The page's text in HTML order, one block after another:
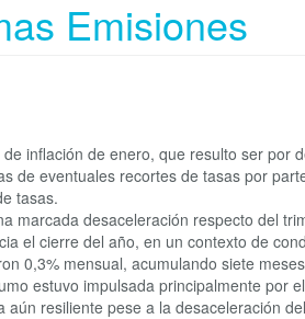
Emisiones
inflación de enero, que resulto ser por
de eventuales recortes de tasas por
tasas.
marcada desaceleración respecto del
el cierre del año, en un contexto de
0,3% mensual, acumulando siete
estuvo impulsada principalmente por
resiliente pese a la desaceleración